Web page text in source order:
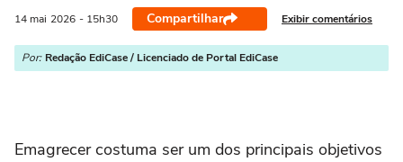
14 mai 2026 - 15h30 Compartilhar Exibir comentários
Por: Redação EdiCase / Licenciado de Portal EdiCase
Emagrecer costuma ser um dos principais objetivos